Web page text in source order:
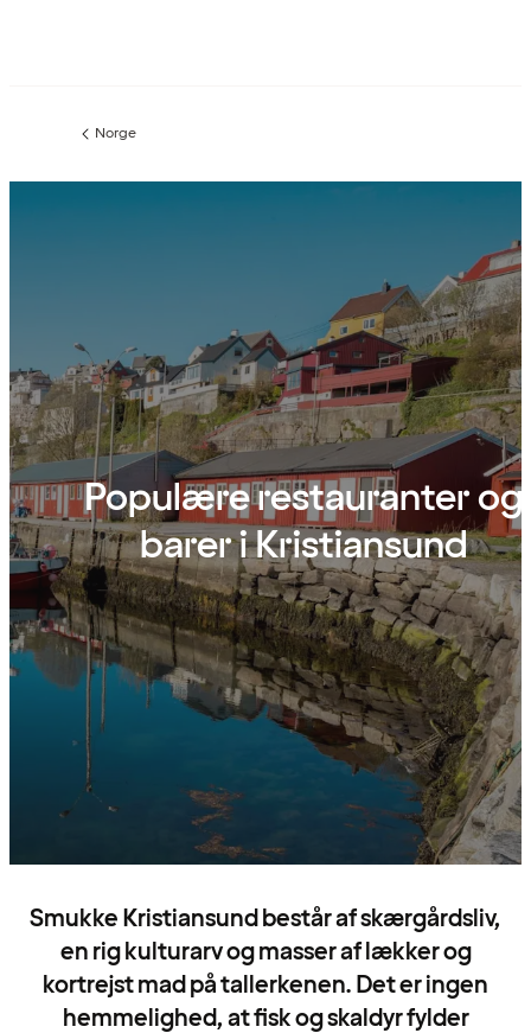
Forrige
:
Norge
Populære restauranter og
barer i Kristiansund
Smukke Kristiansund består af skærgårdsliv,
en rig kulturarv og masser af lækker og
kortrejst mad på tallerkenen. Det er ingen
hemmelighed, at fisk og skaldyr fylder